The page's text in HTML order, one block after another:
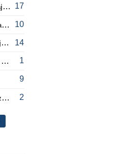
„Žalgiris“ neturėjo šansų prieš „Hajduk“
17
Rodri apsisprendė dėl naujos komandos 10
Konferencijų lyga: „Žalgiris“ – „Hajduk“ (rungtynės tiesiogiai) 14
B. Mendy: „Darau ką noriu su savo pasaulio čempionato titulu“ 1
9
M. Arteta: „Turime ambiciją kitą sezoną kovoti dėl visų titulų“ 2